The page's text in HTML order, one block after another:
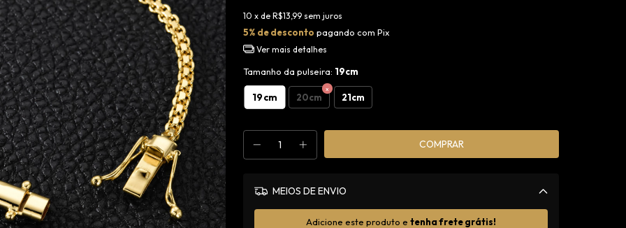
10 x de R$13,99 sem juros
5% de desconto pagando com Pix
Ver mais detalhes
Tamanho da pulseira: 19cm
19cm 20cm 21cm
MEIOS DE ENVIO
Adicione este produto e tenha frete grátis!